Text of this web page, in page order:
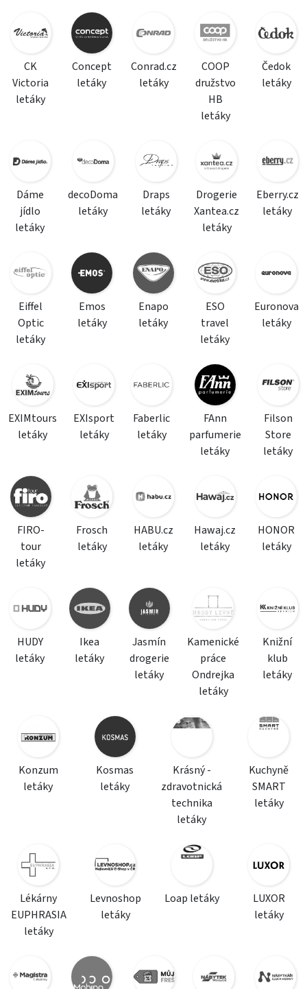
CK
Victoria
letáky
Concept
letáky
Conrad.cz
letáky
COOP
družstvo
HB
letáky
Čedok
letáky
Dáme
jídlo
letáky
decoDoma
letáky
Draps
letáky
Drogerie
Xantea.cz
letáky
Eberry.cz
letáky
Eiffel
Optic
letáky
Emos
letáky
Enapo
letáky
ESO
travel
letáky
Euronova
letáky
EXIMtours
letáky
EXIsport
letáky
Faberlic
letáky
FAnn
parfumerie
letáky
Filson
Store
letáky
FIRO-
tour
letáky
Frosch
letáky
HABU.cz
letáky
Hawaj.cz
letáky
HONOR
letáky
HUDY
letáky
Ikea
letáky
Jasmín
drogerie
letáky
Kamenické
práce
Ondrejka
letáky
Knižní
klub
letáky
Konzum
letáky
Kosmas
letáky
Krásný -
zdravotnická
technika
letáky
Kuchyně
SMART
letáky
Lékárny
EUPHRASIA
letáky
Levnoshop
letáky
Loap letáky
LUXOR
letáky